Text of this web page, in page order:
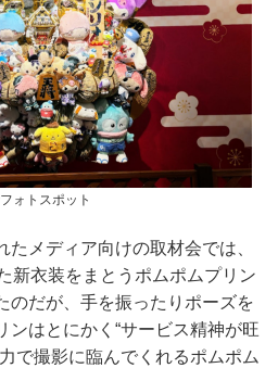
ォトスポット
メディア向けの取材会では、
新衣装をまとうポムポムプリン
のだが、手を振ったりポーズを
ンはとにかく“サービス精神が旺
で撮影に臨んでくれるポムポム